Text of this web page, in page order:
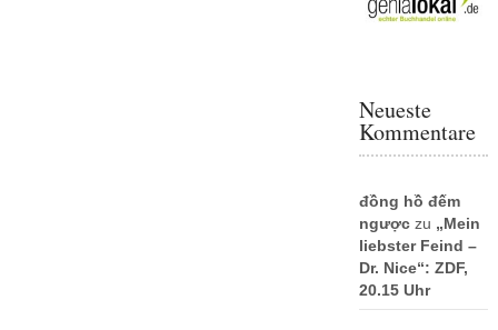
Neueste
Kommentare
đồng hồ đếm
ngượczu „Mein
liebster Feind –
Dr. Nice“: ZDF,
20.15 Uhr